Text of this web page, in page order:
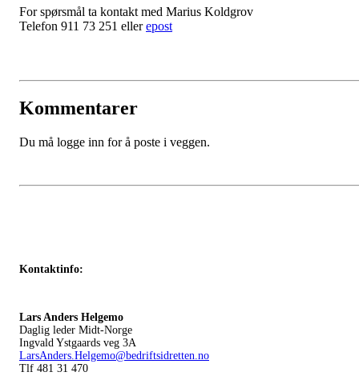
For spørsmål ta kontakt med Marius Koldgrov
Telefon 911 73 251 ellerepost
Kommentarer
Du må logge inn for å poste i veggen.
Kontaktinfo:
Lars Anders Helgemo
Daglig leder Midt-Norge
Ingvald Ystgaards veg 3A
LarsAnders.Helgemo@bedriftsidretten.no
Tlf 481 31 470